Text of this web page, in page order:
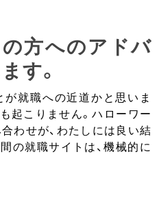
の方へのアドバ
す。
就職への近道かと思いま
起こりません。ハローワー
わせが、わたしには良い結
の就職サイトは、機械的に